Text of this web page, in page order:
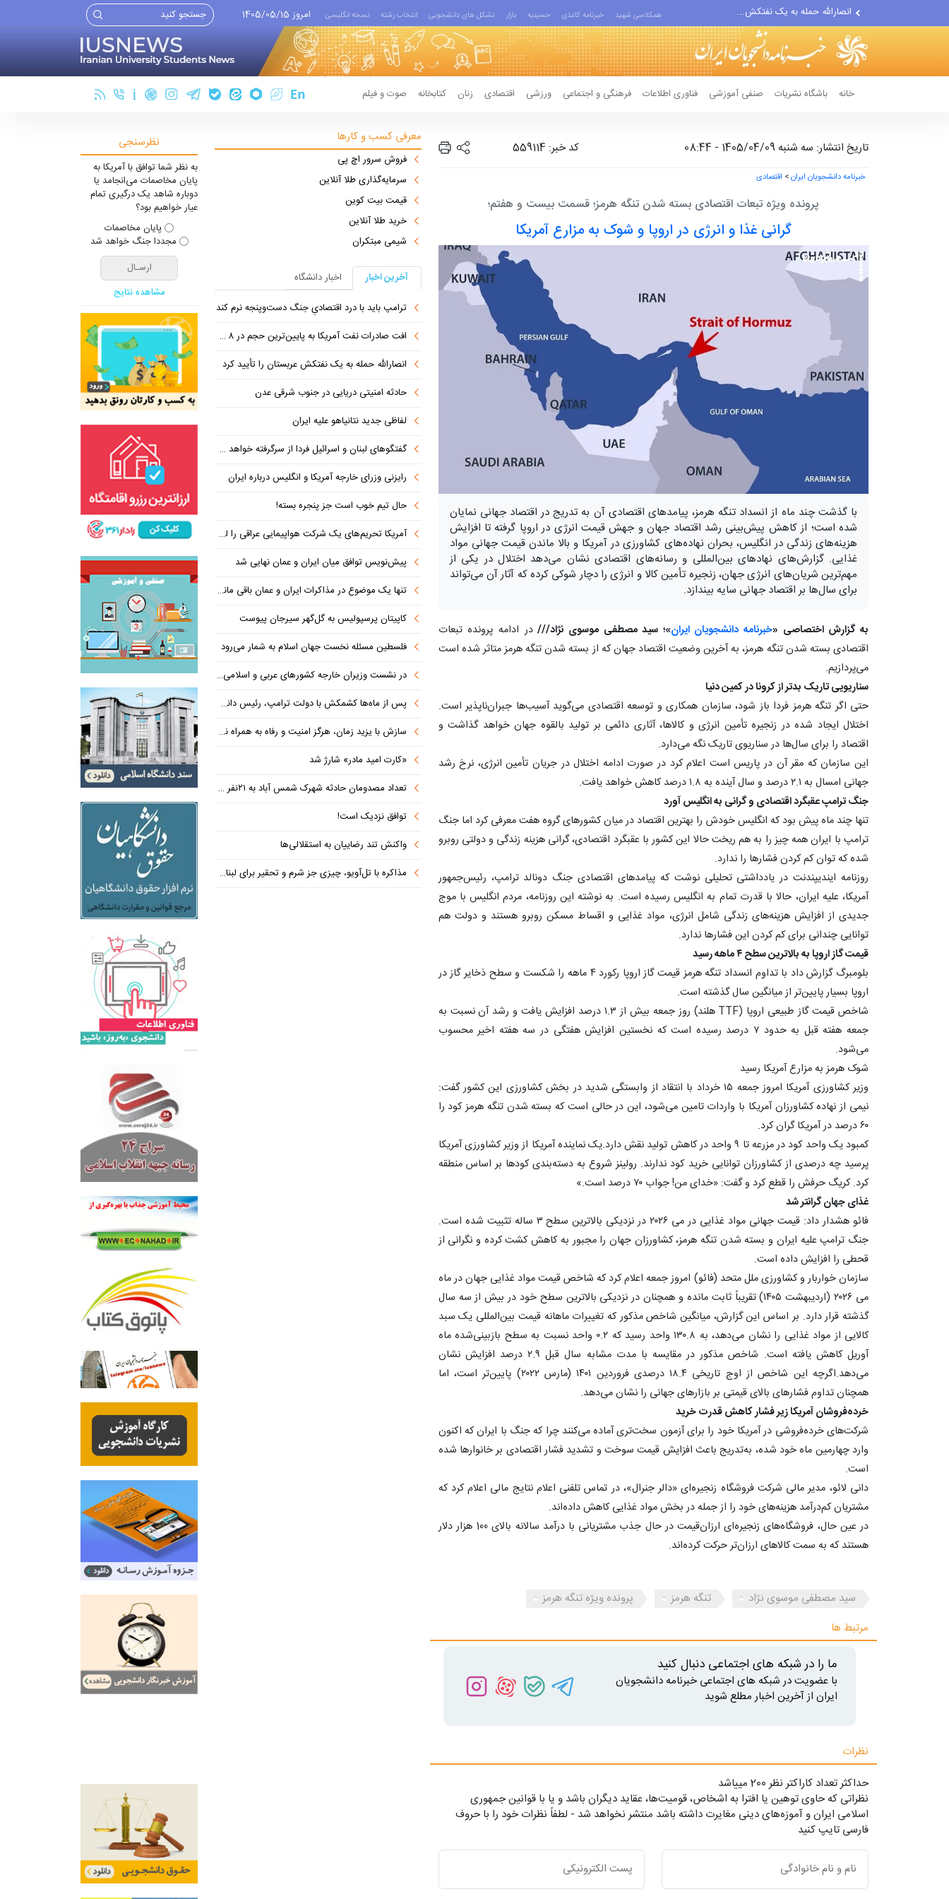
حادثه امنیتی دریایی در جنوب...
لفاظی جدید نتانیاهو علیه ایران
همکلاسی شهید خبرنامه کاغذی حسینیه بازار تشکل های دانشجویی انتخاب رشته نسخه انگلیسی امروز 1405/05/15
خانه باشگاه نشریات صنفی آموزشی فناوری اطلاعات فرهنگی و اجتماعی ورزشی اقتصادی زنان کتابخانه صوت و فیلم
تاریخ انتشار: سه شنبه 1405/04/09 - 08:44 کد خبر: 559114
خبرنامه دانشجویان ایران> اقتصادی
پرونده ویژه تبعات اقتصادی بسته شدن تنگه هرمز؛ قسمت بیست و هفتم؛
گرانی غذا و انرژی در اروپا و شوک به مزارع آمریکا
با گذشت چند ماه از انسداد تنگه هرمز، پیامدهای اقتصادی آن به تدریج در اقتصاد جهانی نمایان
شده است؛ از کاهش پیش‌بینی رشد اقتصاد جهان و جهش قیمت انرژی در اروپا گرفته تا افزایش
هزینه‌های زندگی در انگلیس، بحران نهاده‌های کشاورزی در آمریکا و بالا ماندن قیمت جهانی مواد
غذایی. گزارش‌های نهادهای بین‌المللی و رسانه‌های اقتصادی نشان می‌دهد اختلال در یکی از
مهم‌ترین شریان‌های انرژی جهان، زنجیره تأمین کالا و انرژی را دچار شوکی کرده که آثار آن می‌تواند
برای سال‌ها بر اقتصاد جهانی سایه بیندازد.
به گزارش اختصاصی «خبرنامه دانشجویان ایران»؛ سید مصطفی موسوی نژاد///در ادامه پرونده تبعات
اقتصادی بسته شدن تنگه هرمز، به آخرین وضعیت اقتصاد جهان که از بسته شدن تنگه هرمز متاثر شده است
می‌پردازیم.
سناریویی تاریک بدتر از کرونا در کمین دنیا
حتی اگر تنگه هرمز فردا باز شود، سازمان همکاری و توسعه اقتصادی می‌گوید آسیب‌ها جبران‌ناپذیر است.
اختلال ایجاد شده در زنجیره تأمین انرژی و کالاها، آثاری دائمی بر تولید بالقوه جهان خواهد گذاشت و
اقتصاد را برای سال‌ها در سناریوی تاریک نگه می‌دارد.
این سازمان که مقر آن در پاریس است اعلام کرد در صورت ادامه اختلال در جریان تأمین انرژی، نرخ رشد
جهانی امسال به ۲.۱ درصد و سال آینده به ۱.۸ درصد کاهش خواهد یافت.
جنگ ترامپ عقبگرد اقتصادی و گرانی به انگلیس آورد
تنها چند ماه پیش بود که انگلیس خودش را بهترین اقتصاد در میان کشورهای گروه هفت معرفی کرد اما جنگ
ترامپ با ایران همه چیز را به هم ریخت حالا این کشور با عقبگرد اقتصادی، گرانی هزینه زندگی و دولتی روبرو
شده که توان کم کردن فشارها را ندارد.
روزنامه ایندیپندنت در یادداشتی تحلیلی نوشت که پیامدهای اقتصادی جنگ دونالد ترامپ، رئیس‌جمهور
آمریکا، علیه ایران، حالا با قدرت تمام به انگلیس رسیده است. به نوشته این روزنامه، مردم انگلیس با موج
جدیدی از افزایش هزینه‌های زندگی شامل انرژی، مواد غذایی و اقساط مسکن روبرو هستند و دولت هم
توانایی چندانی برای کم کردن این فشارها ندارد.
قیمت گاز اروپا به بالاترین سطح ۴ ماهه رسید
بلومبرگ گزارش داد با تداوم انسداد تنگه هرمز قیمت گاز اروپا رکورد ۴ ماهه را شکست و سطح ذخایر گاز در
اروپا بسیار پایین‌تر از میانگین سال گذشته است.
شاخص قیمت گاز طبیعی اروپا (TTF هلند) روز جمعه بیش از ۱.۳ درصد افزایش یافت و رشد آن نسبت به
جمعه هفته قبل به حدود ۷ درصد رسیده است که نخستین افزایش هفتگی در سه هفته اخیر محسوب
می‌شود.
شوک هرمز به مزارع آمریکا رسید
وزیر کشاورزی آمریکا امروز جمعه ۱۵ خرداد با انتقاد از وابستگی شدید در بخش کشاورزی این کشور گفت:
نیمی از نهاده کشاورزان آمریکا با واردات تامین می‌شود، این در حالی است که بسته شدن تنگه هرمز کود را
۶۰ درصد در آمریکا گران کرد.
کمبود یک واحد کود در مزرعه تا ۹ واحد در کاهش تولید نقش دارد.یک نماینده آمریکا از وزیر کشاورزی آمریکا
پرسید چه درصدی از کشاورزان توانایی خرید کود ندارند. رولینز شروع به دسته‌بندی کودها بر اساس منطقه
کرد. کریگ حرفش را قطع کرد و گفت: «خدای من! جواب ۷۰ درصد است.»
غذای جهان گرانتر شد
فائو هشدار داد: قیمت جهانی مواد غذایی در می ۲۰۲۶ در نزدیکی بالاترین سطح ۳ ساله تثبیت شده است.
جنگ ترامپ علیه ایران و بسته شدن تنگه هرمز، کشاورزان جهان را مجبور به کاهش کشت کرده و نگرانی از
قحطی را افزایش داده است.
سازمان خواربار و کشاورزی ملل متحد (فائو) امروز جمعه اعلام کرد که شاخص قیمت مواد غذایی جهان در ماه
می ۲۰۲۶ (اردیبهشت ۱۴۰۵) تقریباً ثابت مانده و همچنان در نزدیکی بالاترین سطح خود در بیش از سه سال
گذشته قرار دارد. بر اساس این گزارش، میانگین شاخص مذکور که تغییرات ماهانه قیمت بین‌المللی یک سبد
کالایی از مواد غذایی را نشان می‌دهد، به ۱۳۰.۸ واحد رسید که ۰.۲ واحد نسبت به سطح بازبینی‌شده ماه
آوریل کاهش یافته است. شاخص مذکور در مقایسه با مدت مشابه سال قبل ۲.۹ درصد افزایش نشان
می‌دهد.اگرچه این شاخص از اوج تاریخی ۱۸.۴ درصدی فروردین ۱۴۰۱ (مارس ۲۰۲۲) پایین‌تر است، اما
همچنان تداوم فشارهای بالای قیمتی بر بازارهای جهانی را نشان می‌دهد.
خرده‌فروشان آمریکا زیر فشار کاهش قدرت خرید
شرکت‌های خرده‌فروشی در آمریکا خود را برای آزمون سخت‌تری آماده می‌کنند چرا که جنگ با ایران که اکنون
وارد چهارمین ماه خود شده، به‌تدریج باعث افزایش قیمت سوخت و تشدید فشار اقتصادی بر خانوارها شده
است.
دانی لائو، مدیر مالی شرکت فروشگاه زنجیره‌ای «دالر جنرال»، در تماس تلفنی اعلام نتایج مالی اعلام کرد که
مشتریان کم‌درآمد هزینه‌های خود را از جمله در بخش مواد غذایی کاهش داده‌اند.
در عین حال، فروشگاه‌های زنجیره‌ای ارزان‌قیمت در حال جذب مشتریانی با درآمد سالانه بالای 100 هزار دلار
هستند که به سمت کالاهای ارزان‌تر حرکت کرده‌اند.
سید مصطفی موسوی نژاد تنگه هرمز
پرونده ویژه تنگه هرمز
مرتبط ها
ما را در شبکه های اجتماعی دنبال کنید
با عضویت در شبکه های اجتماعی خبرنامه دانشجویان
ایران از آخرین اخبار مطلع شوید
نظرات
حداکثر تعداد کاراکتر نظر 200 ميياشد
نظراتی که حاوی توهین یا افترا به اشخاص، قومیت‌ها، عقاید دیگران باشد و یا با قوانین جمهوری
اسلامی ایران و آموزه‌های دینی مغایرت داشته باشد منتشر نخواهد شد - لطفاً نظرات خود را با حروف
فارسی تایپ کنید
معرفی کسب و کارها
فروش سرور اچ پی
سرمایه‌گذاری طلا آنلاین
قیمت بیت کوین
خرید طلا آنلاین
شیمی مبتکران
آخرین اخبار
اخبار دانشگاه
ترامپ باید با درد اقتصادیِ جنگ دست‌و‌پنجه نرم کند
افت صادرات نفت آمریکا به پایین‌ترین حجم در ۸ ماه اخیر
انصارالله حمله به یک نفتکش عربستان را تأیید کرد
حادثه امنیتی دریایی در جنوب شرقی عدن
لفاظی جدید نتانیاهو علیه ایران
گفتگوهای لبنان و اسرائیل فردا از سرگرفته خواهد شد!
رایزنی وزرای خارجه آمریکا و انگلیس درباره ایران
حال تیم خوب است جز پنجره بسته!
آمریکا تحریم‌های یک شرکت هواپیمایی عراقی را لغو کرد
پیش‌نویس توافق میان ایران و عمان نهایی شد
تنها یک موضوع در مذاکرات ایران و عمان باقی مانده است
کاپیتان پرسپولیس به گل‌گهر سیرجان پیوست
فلسطین مسئله نخست جهان اسلام به شمار می‌رود
در نشست وزیران خارجه کشورهای عربی و اسلامی در امان چه گذشت؟
پس از ماه‌ها کشمکش با دولت ترامپ، رئیس دانشگاه براون کنار می‌رود
سازش با یزید زمان، هرگز امنیت و رفاه به همراه نداشته است
«کارت امید مادر» شارژ شد
تعداد مصدومان حادثه شهرک شمس آباد به ۲۱نفر رسید
توافق نزدیک است!
واکنش تند رضاییان به استقلالی‌ها
مذاکره با تل‌آویو، چیزی جز شرم و تحقیر برای لبنان ندارد
نظرسنجی
به نظر شما توافق با آمریکا به
پایان مخاصمات می‌انجامد یا
دوباره شاهد یک درگیری تمام
عیار خواهیم بود؟
پایان مخاصمات
مجددا جنگ خواهد شد
مشاهده نتایج